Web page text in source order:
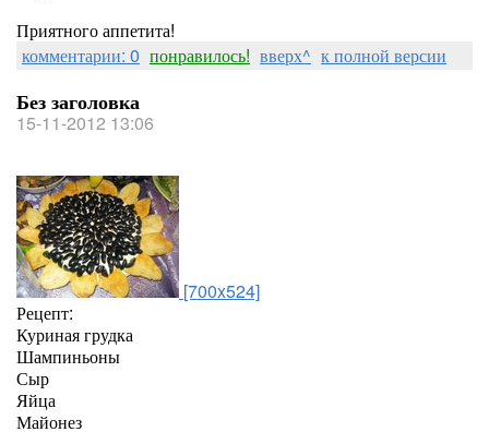
Приятного аппетита!
комментарии: 0 понравилось! вверх^ к полной версии
Без заголовка
15-11-2012 13:06
[700x524]
Рецепт:
Куриная грудка
Шампиньоны
Сыр
Яйца
Майонез